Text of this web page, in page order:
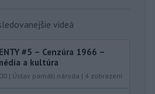
videá
#5 – Cenzúra 1966 –
a kultúra
| Ústav pamäti národa | 4 zobrazení